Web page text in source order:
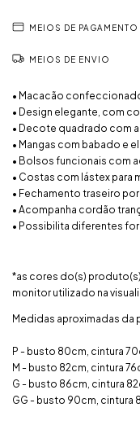
MEIOS DE PAGAMENTO
MEIOS DE ENVIO
• Macacão
• Design elegante, com
• Decote quadrado com
• Mangas com babado e
• Bolsos funcionais com
• Costas com lástex para
• Fechamento traseiro
• Acompanha cordão
• Possibilita diferentes
*as cores do(s)
monitor utilizado na
Medidas aproximadas da
P - busto 80cm, cintura
M - busto 82cm, cintura
G - busto 86cm, cintura
GG - busto 90cm, cintura